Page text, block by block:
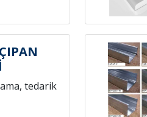
tedarik